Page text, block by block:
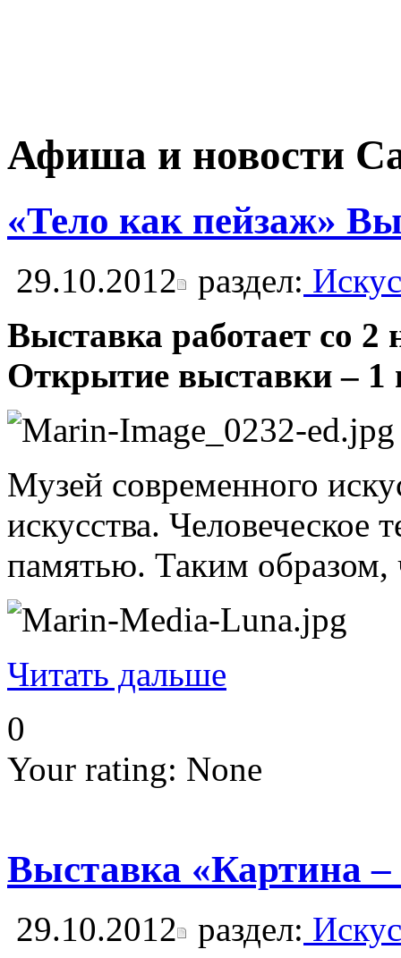
Афиша и новости
«Тело как пейзаж»
29.10.2012 раздел:
Выставка работает со 2
Открытие выставки – 1
Музей современного
искусства. Человеческое
памятью. Таким образом,
Читать дальше
0
Your rating: None
Выставка «Картина –
29.10.2012 раздел: